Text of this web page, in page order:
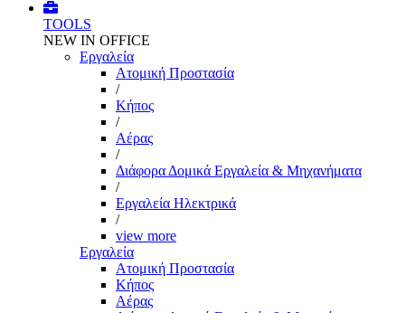
TOOLS
NEW IN OFFICE
Εργαλεία
Aτομική Προστασία
/
Kήπος
/
Αέρας
/
Διάφορα Δομικά Εργαλεία & Μηχανήματα
/
Εργαλεία Ηλεκτρικά
/
view more
Εργαλεία
Aτομική Προστασία
Kήπος
Αέρας